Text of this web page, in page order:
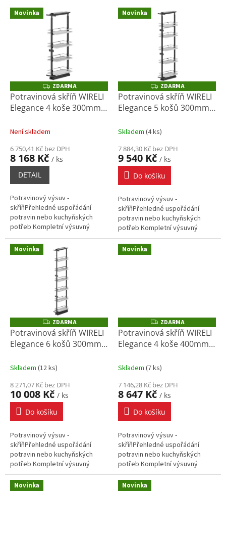
V
o
Novinka
Z
D
A
R
ZDARMA
Potravinová skříň WIRELI
Elegance 4 koše 300mm,
bílá, chrom
Není skladem
6 750,41 Kč bez DPH
8 168 Kč / ks
DETAIL
Potravinový výsuv -
skříňPřehledné uspořádání
potravin nebo kuchyňských
potřeb Kompletní výsuvný
systém do potravinové skříně
šířky 30 cmPlynulé dovření
celého výsuvu...
Novinka
Z
D
A
R
ZDARMA
Potravinová skříň WIRELI
Elegance 5 košů 300mm,
bílá, chrom
Skladem (4 ks)
7 884,30 Kč bez DPH
9 540 Kč / ks
Do košíku
Potravinový výsuv -
skříňPřehledné uspořádání
potravin nebo kuchyňských
potřeb Kompletní výsuvný
systém do potravinové skříně
šířky 30 cmPlynulé dovření
celého výsuvu...
Novinka
Z
D
A
R
ZDARMA
Potravinová skříň WIRELI
Elegance 6 košů 300mm,
bílá, chrom
Skladem (12 ks)
8 271,07 Kč bez DPH
10 008 Kč / ks
Do košíku
Potravinový výsuv -
skříňPřehledné uspořádání
potravin nebo kuchyňských
potřeb Kompletní výsuvný
systém do potravinové skříně
šířky 30 cmPlynulé dovření
celého výsuvu...
Novinka
Z
D
A
R
ZDARMA
Potravinová skříň WIRELI
Elegance 4 koše 400mm,
bílá, chrom
Skladem (7 ks)
7 146,28 Kč bez DPH
8 647 Kč / ks
Do košíku
Potravinový výsuv -
skříňPřehledné uspořádání
potravin nebo kuchyňských
potřeb Kompletní výsuvný
systém do potravinové skříně
šířky 40 cmPlynulé dovření
celého výsuvu...
Novinka Novinka